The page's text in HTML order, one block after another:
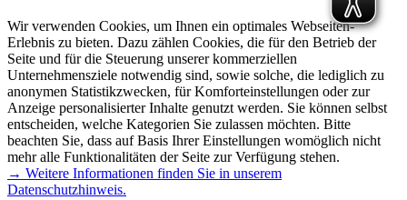
Wir verwenden Cookies, um Ihnen ein optimales Webseiten-
Erlebnis zu bieten. Dazu zählen Cookies, die für den Betrieb der
Seite und für die Steuerung unserer kommerziellen
Unternehmensziele notwendig sind, sowie solche, die lediglich zu
anonymen Statistikzwecken, für Komforteinstellungen oder zur
Anzeige personalisierter Inhalte genutzt werden. Sie können selbst
entscheiden, welche Kategorien Sie zulassen möchten. Bitte
beachten Sie, dass auf Basis Ihrer Einstellungen womöglich nicht
mehr alle Funktionalitäten der Seite zur Verfügung stehen.
→ Weitere Informationen finden Sie in unserem
Datenschutzhinweis.